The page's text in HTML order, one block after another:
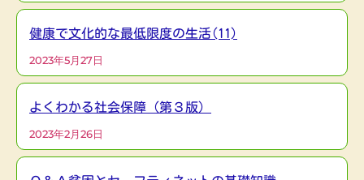
健康で文化的な最低限度の生活(11)
2023年5月27日
よくわかる社会保障（第３版）
2023年2月26日